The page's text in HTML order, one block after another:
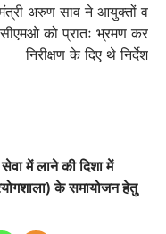
अरुण साव ने आयुक्तों व
सीएमओ को प्रातः भ्रमण कर
निरीक्षण के दिए थे निर्देश
में लाने की दिशा में
के समायोजन हेतु